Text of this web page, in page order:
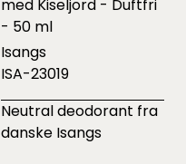
med Kiseljord - Duftfri
- 50 ml
Isangs
ISA-23019
Neutral deodorant fra
danske Isangs